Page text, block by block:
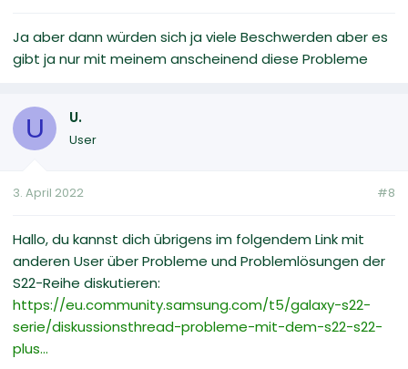
Ja aber dann würden sich ja viele Beschwerden aber es
gibt ja nur mit meinem anscheinend diese Probleme
U U.
User
3. April 2022 #8
Hallo, du kannst dich übrigens im folgendem Link mit
anderen User über Probleme und Problemlösungen der
S22-Reihe diskutieren:
https://eu.community.samsung.com/t5/galaxy-s22-
serie/diskussionsthread-probleme-mit-dem-s22-s22-
plus...